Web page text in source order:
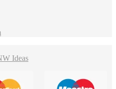
Ideas